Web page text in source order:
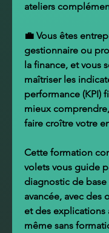
ateliers
💼 Vous êtes
gestionnaire ou
la finance, et vous
maîtriser les
performance (KPI)
mieux
faire croître votre
Cette formation
volets vous guide
diagnostic de base
avancée, avec des
et des explications
même sans